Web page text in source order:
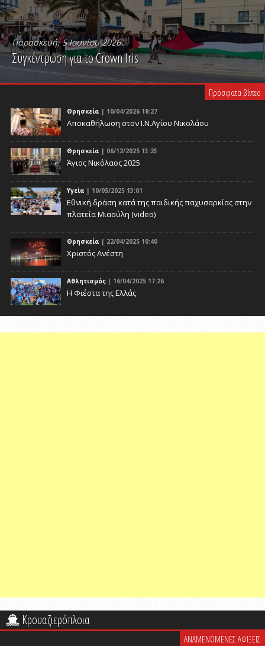
Παρασκευή, 5 Ιουνίου 2026
Συγκέντρωση για το Crown Iris
PLAY VIDEO
Πρόσφατα βίντεο
Θρησκεία | 10/04/2026 18:27
Αποκαθήλωση στον Ι.Ν.Αγίου Νικολάου
Θρησκεία | 06/12/2025 13:23
Άγιος Νικόλαος 2025
Υγεία | 10/05/2025 13:01
Eθνική δράση κατά της παιδικής παχυσαρκίας στην
πλατεία Μιαούλη (video)
Θρησκεία | 22/04/2025 10:40
Χριστός Ανέστη
Αθλητισμός | 16/04/2025 17:26
Η Φιέστα της Ελλάς
Κρουαζιερόπλοια
ΑΝΑΜΕΝΟΜΕΝΕΣ ΑΦΙΞΕΙΣ